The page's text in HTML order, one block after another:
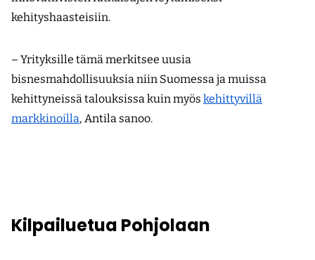
kehityshaasteisiin.
– Yrityksille tämä merkitsee uusia
bisnesmahdollisuuksia niin Suomessa ja muissa
kehittyneissä talouksissa kuin myös kehittyvillä
markkinoilla, Antila sanoo.
Kilpailuetua Pohjolaan